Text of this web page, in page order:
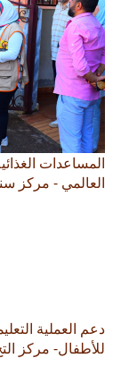
المساعدات
العالمي - مركز
دعم العملية
للأطفال- مركز